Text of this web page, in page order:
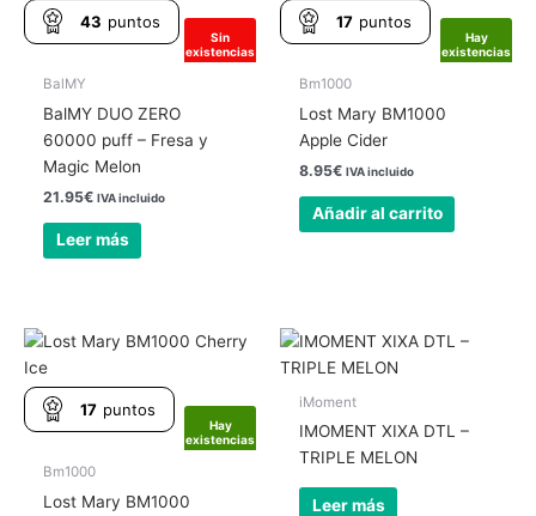
Sin
existencias
43 puntos
BalMY
BalMY DUO ZERO
60000 puff – Fresa y
Magic Melon
21.95€ IVA incluido
Leer más
Hay
existencias
17 puntos
Bm1000
Lost Mary BM1000
Apple Cider
8.95€ IVA incluido
Añadir al carrito
Hay
existencias
17 puntos
Bm1000
Lost Mary BM1000
existencias
iMoment
IMOMENT XIXA DTL –
TRIPLE MELON
Leer más